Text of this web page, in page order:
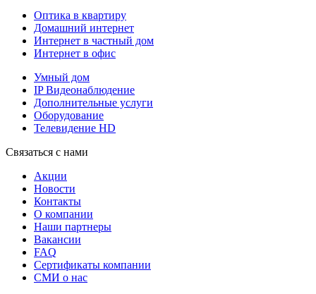
Оптика в квартиру
Домашний интернет
Интернет в частный дом
Интернет в офис
Умный дом
IP Видеонаблюдение
Дополнительные услуги
Оборудование
Телевидение HD
Связаться с нами
Акции
Новости
Контакты
О компании
Наши партнеры
Вакансии
FAQ
Сертификаты компании
СМИ о нас